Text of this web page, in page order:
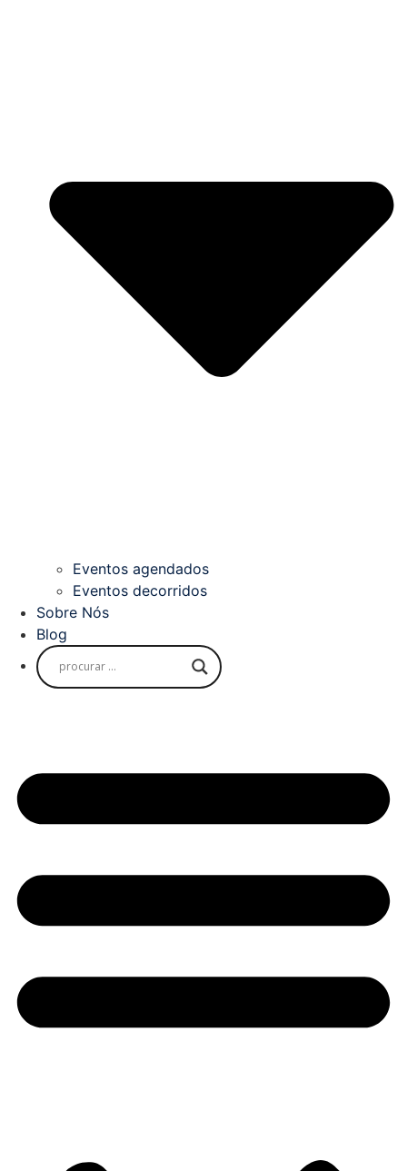
Eventos agendados
Eventos decorridos
Sobre Nós
Blog